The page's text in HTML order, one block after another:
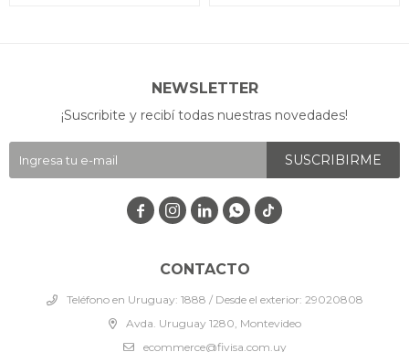
CONTACTO
Teléfono en Uruguay: 1888 / Desde el exterior: 29020808
Avda. Uruguay 1280, Montevideo
ecommerce@fivisa.com.uy
NEWSLETTER
¡Suscribite y recibí todas nuestras novedades!
SUSCRIBIRME
   